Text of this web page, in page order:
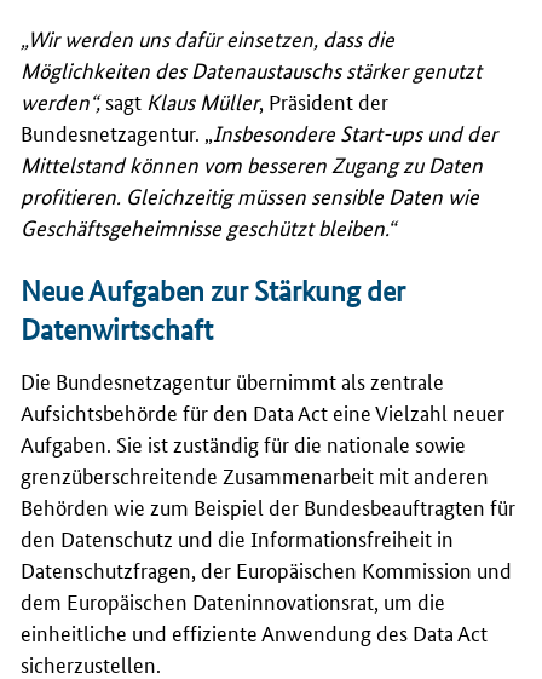
Wir werden uns dafür einsetzen, dass die
Möglichkeiten des Datenaustauschs stärker genutzt
werden“,sagt Klaus Müller, Präsident der
Bundesnetzagentur. „
Insbesondere Start-ups und der
Mittelstand können vom besseren Zugang zu Daten
profitieren. Gleichzeitig müssen sensible Daten wie
Geschäftsgeheimnisse geschützt bleiben. “
Neue Aufgaben zur Stärkung der
Datenwirtschaft
Die Bundesnetzagentur übernimmt als zentrale
Aufsichtsbehörde für den Data Act eine Vielzahl neuer
Aufgaben. Sie ist zuständig für die nationale sowie
grenzüberschreitende Zusammenarbeit mit anderen
Behörden wie zum Beispiel der Bundesbeauftragten für
den Datenschutz und die Informationsfreiheit in
Datenschutzfragen, der Europäischen Kommission und
dem Europäischen Dateninnovationsrat, um die
einheitliche und effiziente Anwendung des Data Act
sicherzustellen.